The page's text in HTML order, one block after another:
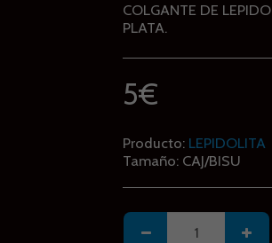
COLGANTE DE
PLATA.
5€
Producto: LEPIDOLITA
Tamaño: CAJ/BISU